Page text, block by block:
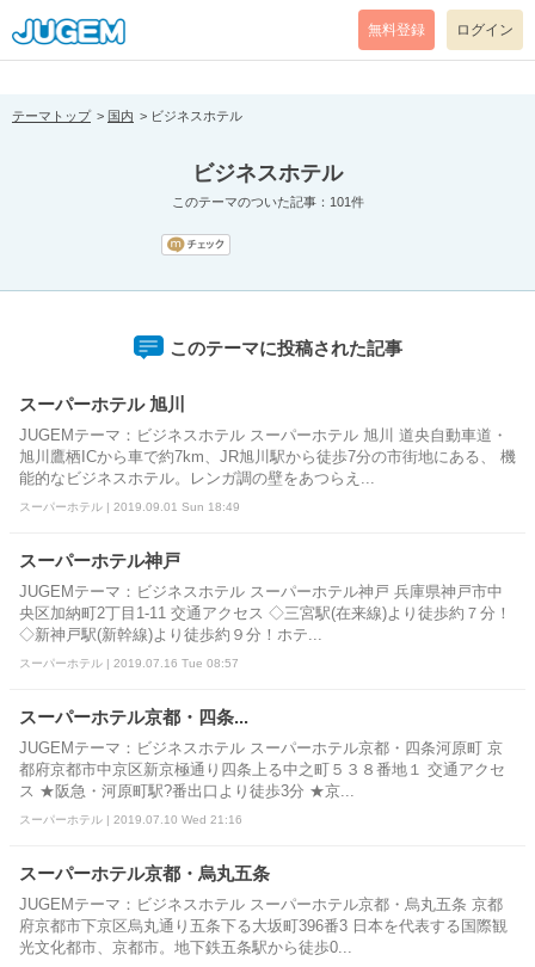
[pear_error: message="Success" code=0 mode=return level=notice
prefix="" info=""]
無料登録 ログイン
テーマトップ 国内 ビジネスホテル
ビジネスホテル
このテーマのついた記事：101件
このテーマに投稿された記事
スーパーホテル 旭川
JUGEMテーマ：ビジネスホテル スーパーホテル 旭川 道央自動車道・
旭川鷹栖ICから車で約7km、JR旭川駅から徒歩7分の市街地にある、 機
能的なビジネスホテル。レンガ調の壁をあつらえ...
スーパーホテル | 2019.09.01 Sun 18:49
スーパーホテル神戸
JUGEMテーマ：ビジネスホテル スーパーホテル神戸 兵庫県神戸市中
央区加納町2丁目1-11 交通アクセス ◇三宮駅(在来線)より徒歩約７分！
◇新神戸駅(新幹線)より徒歩約９分！ホテ...
スーパーホテル | 2019.07.16 Tue 08:57
スーパーホテル京都・四条...
JUGEMテーマ：ビジネスホテル スーパーホテル京都・四条河原町 京
都府京都市中京区新京極通り四条上る中之町５３８番地１ 交通アクセ
ス ★阪急・河原町駅?番出口より徒歩3分 ★京...
スーパーホテル | 2019.07.10 Wed 21:16
スーパーホテル京都・烏丸五条
JUGEMテーマ：ビジネスホテル スーパーホテル京都・烏丸五条 京都
府京都市下京区烏丸通り五条下る大坂町396番3 日本を代表する国際観
光文化都市、京都市。地下鉄五条駅から徒歩0...